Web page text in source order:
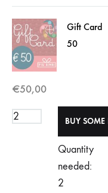
Gift Card
50
€50,00
Quantity
needed:
2